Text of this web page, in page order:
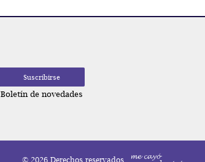
Boletín de novedades
© 2026 Derechos reservados